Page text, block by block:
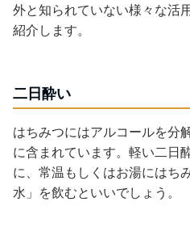
外と知られていない様々な活
紹介します。
二日酔い
はちみつにはアルコールを分
に含まれています。軽い二日
に、常温もしくはお湯にはち
水」を飲むといいでしょう。